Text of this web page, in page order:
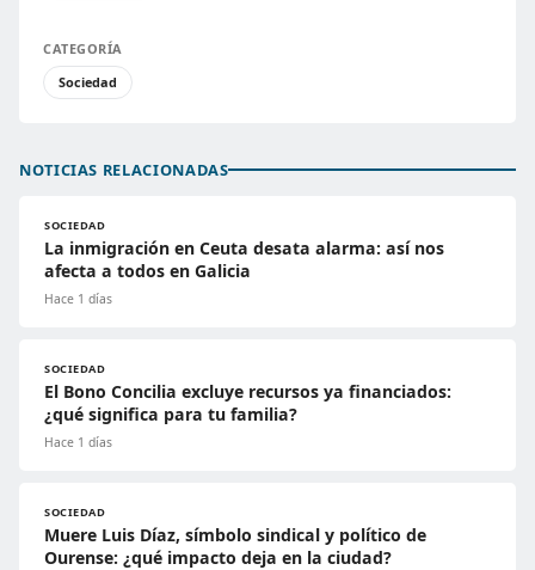
CATEGORÍA
Sociedad
NOTICIAS RELACIONADAS
SOCIEDAD
La inmigración en Ceuta desata alarma: así nos
afecta a todos en Galicia
Hace 1 días
SOCIEDAD
El Bono Concilia excluye recursos ya financiados:
¿qué significa para tu familia?
Hace 1 días
SOCIEDAD
Muere Luis Díaz, símbolo sindical y político de
Ourense: ¿qué impacto deja en la ciudad?